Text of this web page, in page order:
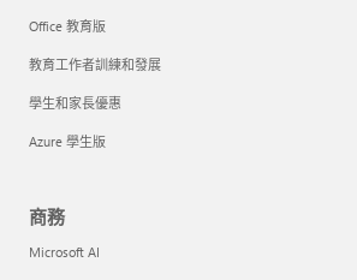
Office 教育版
教育工作者訓練和發展
學生和家長優惠
Azure 學生版
商務
Microsoft AI